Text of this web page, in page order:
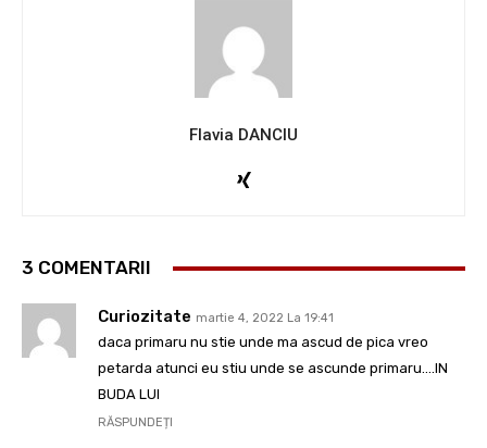
Flavia DANCIU
3 COMENTARII
Curiozitate martie 4, 2022 La 19:41
daca primaru nu stie unde ma ascud de pica vreo
petarda atunci eu stiu unde se ascunde primaru….IN
BUDA LUI
RĂSPUNDEȚI